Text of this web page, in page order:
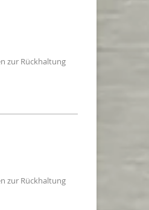
zur Rückhaltung
zur Rückhaltung